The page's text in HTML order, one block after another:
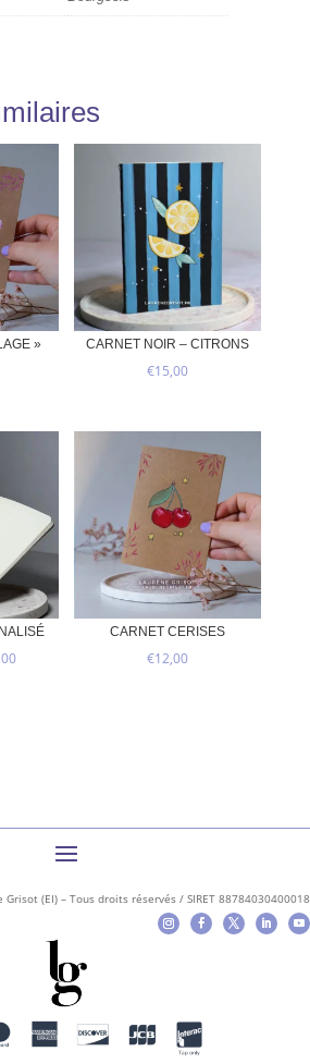
» CARNET NOIR – CITRONS
€15,00
Plage
CARNET CERISES
€12,00
Grisot (EI) – Tous droits réservés / SIRET 88784030400018